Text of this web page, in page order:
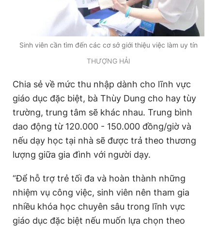
Sinh viên cần tìm đến các cơ sở giới thiệu việc làm uy tín
THƯỢNG HẢI
Chia sẻ về mức thu nhập dành cho lĩnh vực
giáo dục đặc biệt, bà Thùy Dung cho hay tùy
trường, trung tâm sẽ khác nhau. Trung bình
dao động từ 120.000 - 150.000 đồng/giờ và
nếu dạy học tại nhà sẽ được trả theo thương
lượng giữa gia đình với người dạy.
“Để hỗ trợ trẻ tối đa và hoàn thành những
nhiệm vụ công việc, sinh viên nên tham gia
nhiều khóa học chuyên sâu trong lĩnh vực
giáo dục đặc biệt nếu muốn lựa chọn theo